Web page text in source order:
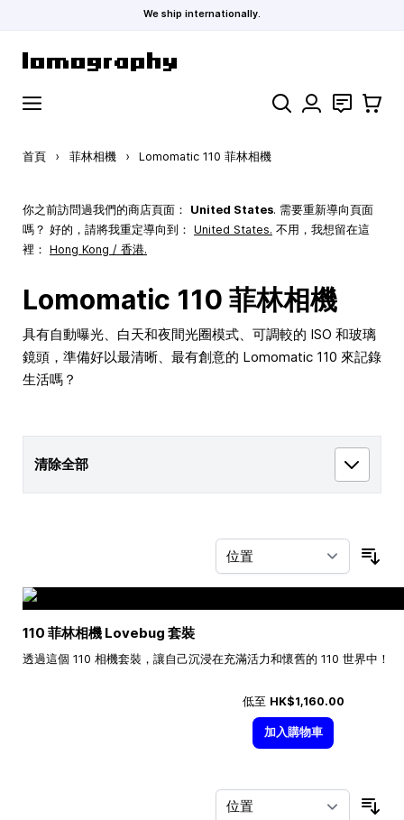
We ship internationally.
搜索 聯絡 購物車
首頁 › 菲林相機 › Lomomatic 110 菲林相機
你之前訪問過我們的商店頁面： United States. 需要重新導向頁面
嗎？ 好的，請將我重定導向到： United States. 不用，我想留在這
裡： Hong Kong / 香港.
Lomomatic 110 菲林相機
具有自動曝光、白天和夜間光圈模式、可調較的 ISO 和玻璃
鏡頭，準備好以最清晰、最有創意的 Lomomatic 110 來記錄
生活嗎？
清除全部
110 菲林相機 Lovebug 套裝
透過這個 110 相機套裝，讓自己沉浸在充滿活力和懷舊的 110 世界中！
低至 HK$1,160.00
加入購物車